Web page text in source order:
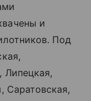
и
Под
Липецкая,
Саратовская,